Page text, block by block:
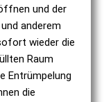
und der
anderem
wieder die
Raum
Entrümpelung
die